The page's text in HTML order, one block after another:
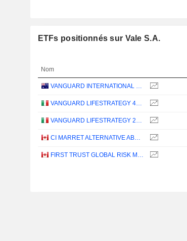
ETFs positionnés sur Vale S.A.
Nom
VANGUARD INTERNATIONAL EQUITY INDEX FUNDS - VANGUARD FTSE ALL-WORLD EX-US ETF
VANGUARD LIFESTRATEGY 40% EQUITY UCITS ETF - DISTRIBUTING - EUR
VANGUARD LIFESTRATEGY 20% EQUITY UCITS ETF - DISTRIBUTING - EUR
CI MARRET ALTERNATIVE ABSOLUTE RETURN BOND ETF - CAD
FIRST TRUST GLOBAL RISK MANAGED INCOME INDEX ETF - CAD